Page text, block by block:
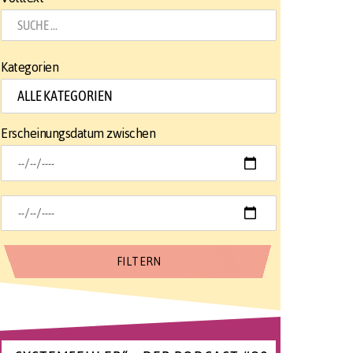
Kategorien
Erscheinungsdatum zwischen